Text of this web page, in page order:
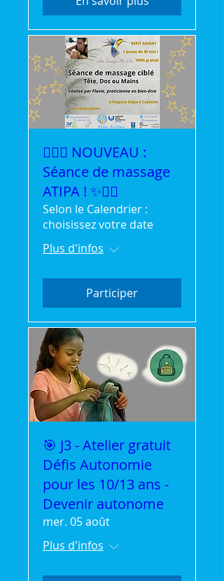
💆‍♀️✨ NOUVEAU :
Séance de massage
ATIPA ! ✨💆‍♂️
Selon le Calendrier :
choisissez votre date
Plus d'infos
Participer
🎯 J3 - Atelier gratuit
Défis Autonomie
pour les 10/13 ans -
Devenir autonome
mer. 05 août
Plus d'infos